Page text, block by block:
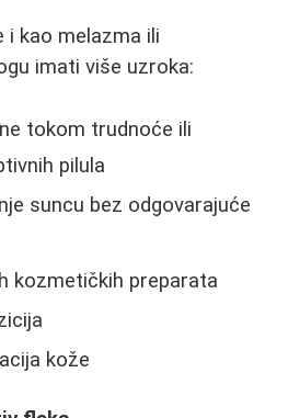
i kao melazma ili
imati više uzroka:
tokom trudnoće ili
pilula
suncu bez odgovarajuće
kozmetičkih preparata
kože